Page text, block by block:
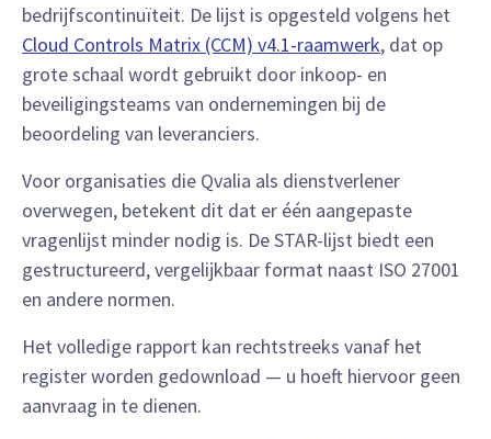
bedrijfscontinuïteit. De lijst is opgesteld volgens het
Cloud Controls Matrix (CCM) v4.1-raamwerk, dat op
grote schaal wordt gebruikt door inkoop- en
beveiligingsteams van ondernemingen bij de
beoordeling van leveranciers.
Voor organisaties die Qvalia als dienstverlener
overwegen, betekent dit dat er één aangepaste
vragenlijst minder nodig is. De STAR-lijst biedt een
gestructureerd, vergelijkbaar format naast ISO 27001
en andere normen.
Het volledige rapport kan rechtstreeks vanaf het
register worden gedownload — u hoeft hiervoor geen
aanvraag in te dienen.